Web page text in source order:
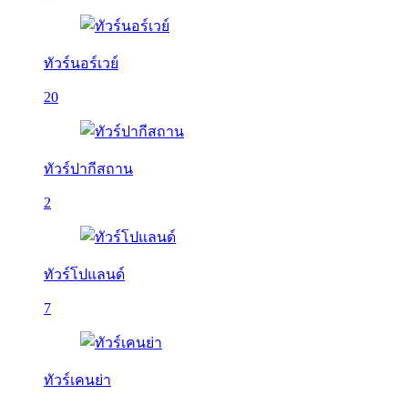
ทัวร์นอร์เวย์
20
ทัวร์ปากีสถาน
2
ทัวร์โปแลนด์
7
ทัวร์เคนย่า